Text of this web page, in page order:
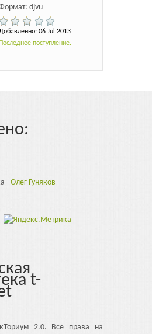
djvu
06 Jul 2013
Последнее поступление.
-Олег Гуняков
t-
2.0. Все права на